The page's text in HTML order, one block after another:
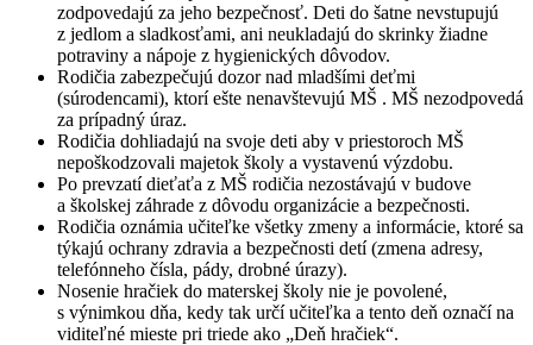
zodpovedajú za jeho bezpečnosť. Deti do šatne nevstupujú
z jedlom a sladkosťami, ani neukladajú do skrinky žiadne
potraviny a nápoje z hygienických dôvodov.
Rodičia zabezpečujú dozor nad mladšími deťmi
(súrodencami), ktorí ešte nenavštevujú MŠ . MŠ nezodpovedá
za prípadný úraz.
Rodičia dohliadajú na svoje deti aby v priestoroch MŠ
nepoškodzovali majetok školy a vystavenú výzdobu.
Po prevzatí dieťaťa z MŠ rodičia nezostávajú v budove
a školskej záhrade z dôvodu organizácie a bezpečnosti.
Rodičia oznámia učiteľke všetky zmeny a informácie, ktoré sa
týkajú ochrany zdravia a bezpečnosti detí (zmena adresy,
telefónneho čísla, pády, drobné úrazy).
Nosenie hračiek do materskej školy nie je povolené,
s výnimkou dňa, kedy tak určí učiteľka a tento deň označí na
viditeľné mieste pri triede ako „Deň hračiek“.